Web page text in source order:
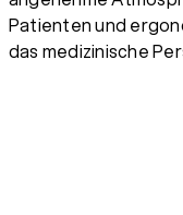
Patienten und
das medizinische